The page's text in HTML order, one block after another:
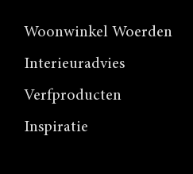
Woonwinkel Woerden
Interieuradvies
Verfproducten
Inspiratie